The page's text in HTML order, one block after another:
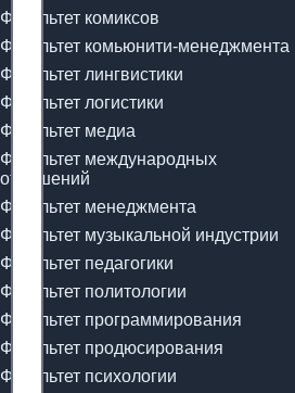
Факультет комиксов
Факультет комьюнити-менеджмента
Факультет лингвистики
Факультет логистики
Факультет медиа
Факультет международных
отношений
Факультет менеджмента
Факультет музыкальной индустрии
Факультет педагогики
Факультет политологии
Факультет программирования
Факультет продюсирования
Факультет психологии